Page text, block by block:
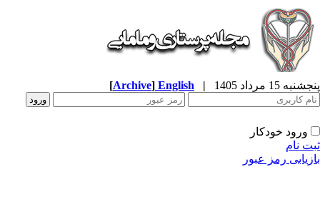
15 مرداد 1405 |
English
[Archive]
ورود خودکار
نام
رمز عبور